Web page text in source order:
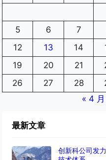
5
6 7
12
13 14
19
20 21
26
27 28
« 4 月
最新文章
创新科公司发